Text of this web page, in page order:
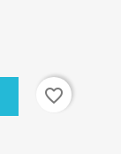
favorite_border